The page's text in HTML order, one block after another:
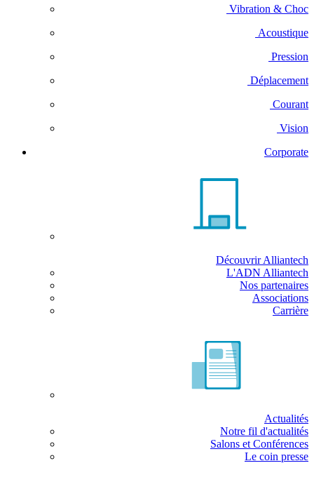
Vibration & Choc
Acoustique
Pression
Déplacement
Courant
Vision
Corporate
Découvrir Alliantech
L'ADN Alliantech
Nos partenaires
Associations
Carrière
Actualités
Notre fil d'actualités
Salons et Conférences
Le coin presse